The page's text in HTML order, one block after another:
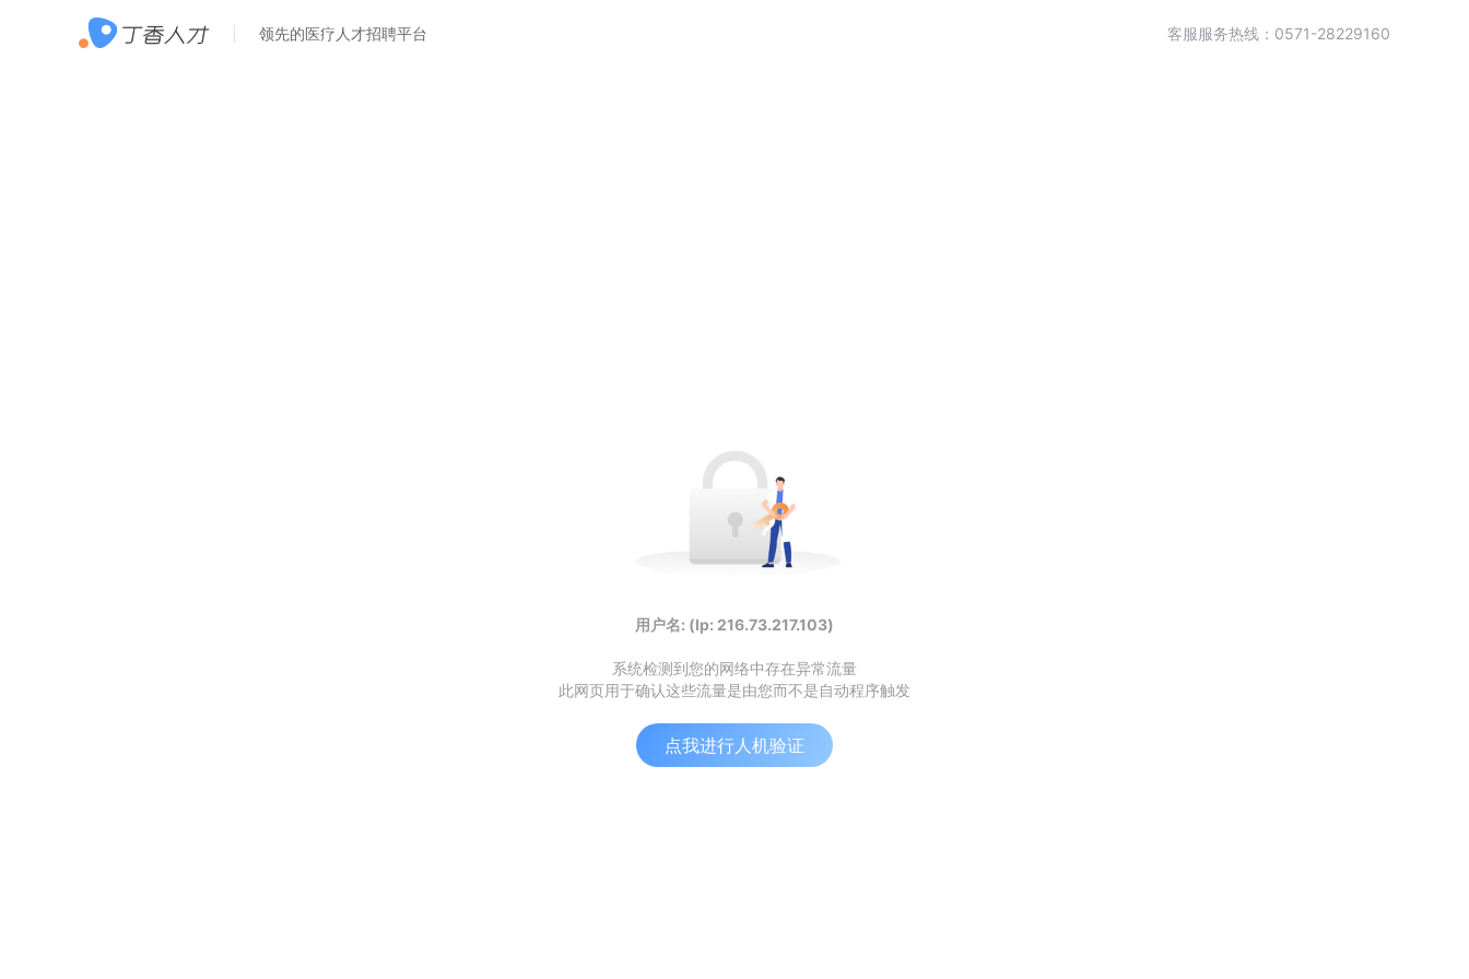
领先的医疗人才招聘平台 客服服务热线：0571-28229160
用户名: (Ip: 216.73.217.103)
系统检测到您的网络中存在异常流量
此网页用于确认这些流量是由您而不是自动程序触发
点我进行人机验证